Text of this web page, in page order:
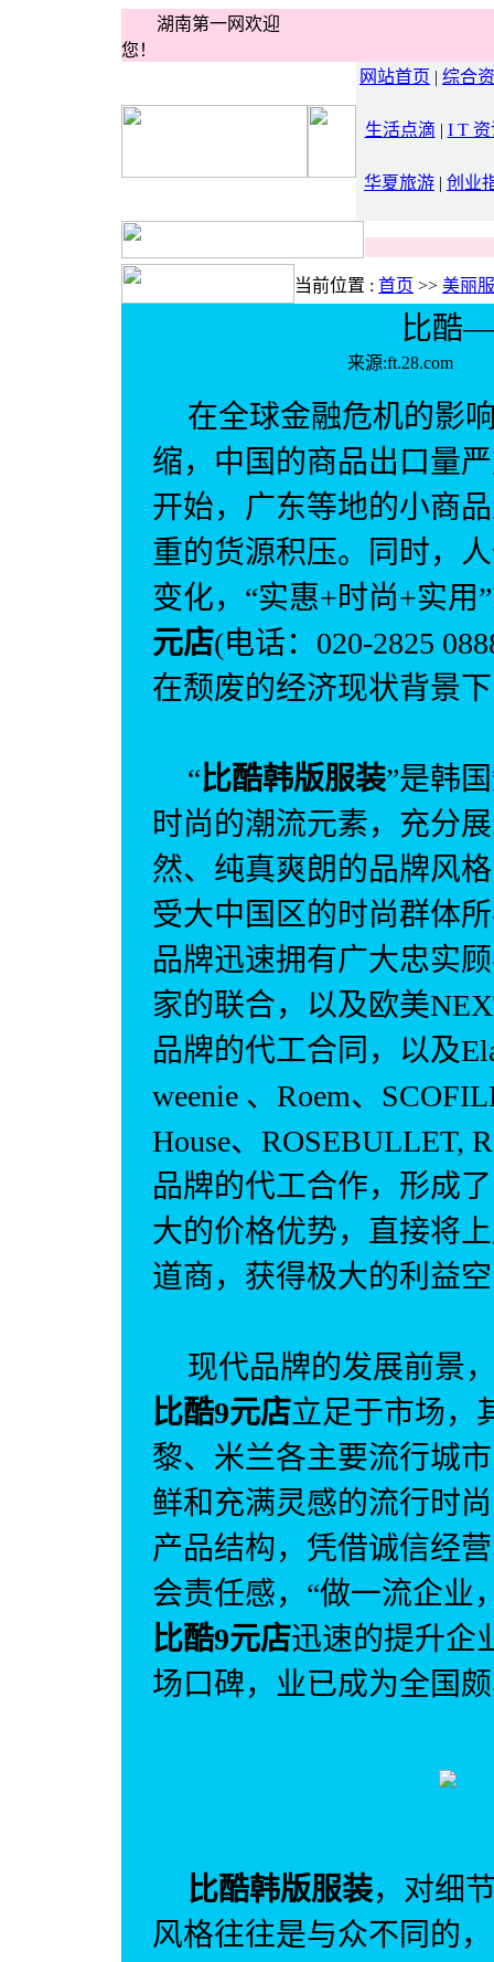
湖南第一网欢迎
您！
网站首页 | 综合
生活点滴 | I T 资
华夏旅游 | 创业
当前位置 : 首页 >> 美丽
比酷
来源
在全球金融危机的影
缩，中国的商品出口量
开始，广东等地的小商
重的货源积压。同时，
变化，“实惠+时尚+实用
元店(电话：020-2825
在颓废的经济现状背景
“比酷韩版服装”是韩
时尚的潮流元素，充分
然、纯真爽朗的品牌风
受大中国区的时尚群体
品牌迅速拥有广大忠实
家的联合，以及欧美
品牌的代工合同，以及
weenie 、 Roem、
House、 ROSEBULLET,
品牌的代工合作，形成了
大的价格优势，直接将
道商，获得极大的利益
现代品牌的发展前景
比酷9元店立足于市场，
黎、米兰各主要流行城
鲜和充满灵感的流行时
产品结构，凭借诚信经
会责任感，“做一流企业
比酷9元店迅速的提升企
场口碑，业已成为全国
比酷韩版服装，对细
风格往往是与众不同的